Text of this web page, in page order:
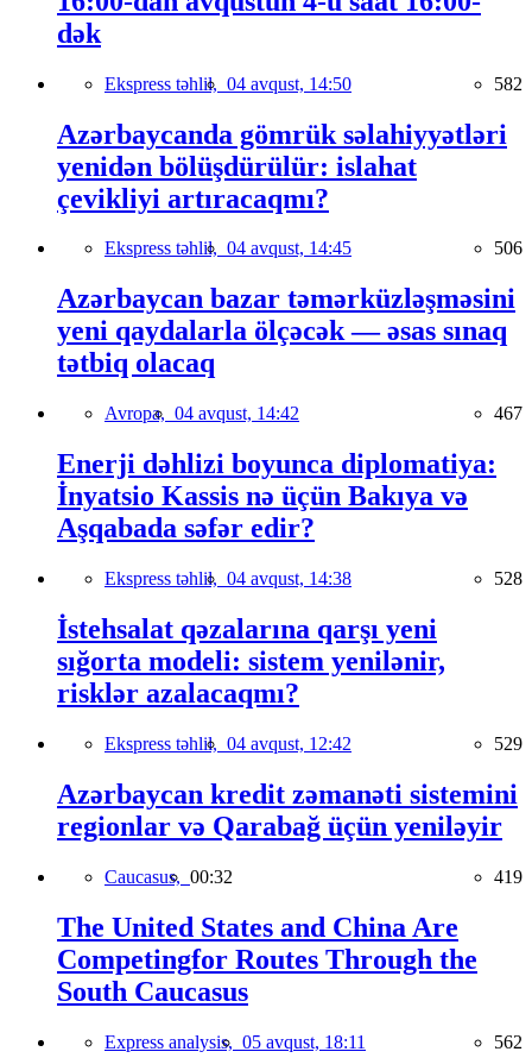
dək
Ekspress təhlil, 04 avqust, 14:50 582
Azərbaycanda gömrük səlahiyyətləri
yenidən bölüşdürülür: islahat
çevikliyi artıracaqmı?
Ekspress təhlil, 04 avqust, 14:45 506
Azərbaycan bazar təmərküzləşməsini
yeni qaydalarla ölçəcək — əsas sınaq
tətbiq olacaq
Avropa, 04 avqust, 14:42 467
Enerji dəhlizi boyunca diplomatiya:
İnyatsio Kassis nə üçün Bakıya və
Aşqabada səfər edir?
Ekspress təhlil, 04 avqust, 14:38 528
İstehsalat qəzalarına qarşı yeni
sığorta modeli: sistem yenilənir,
risklər azalacaqmı?
Ekspress təhlil, 04 avqust, 12:42 529
Azərbaycan kredit zəmanəti sistemini
regionlar və Qarabağ üçün yeniləyir
Caucasus, 00:32 419
The United States and China Are
Competingfor Routes Through the
South Caucasus
Express analysis, 05 avqust, 18:11 562